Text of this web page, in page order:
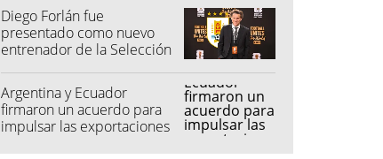
Diego Forlán fue
presentado como nuevo
entrenador de la Selección
Argentina y Ecuador
firmaron un acuerdo para
impulsar las exportaciones